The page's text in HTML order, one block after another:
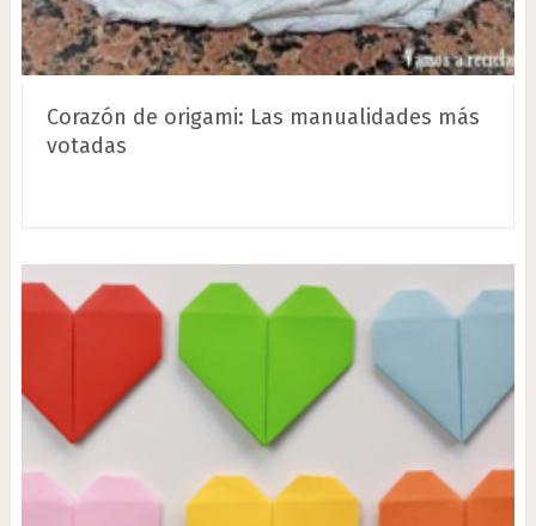
Corazón de origami: Las manualidades más
votadas